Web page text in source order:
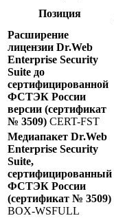
Позиция
Расширение
лицензии Dr.Web
Enterprise Security
Suite до
сертифицированной
ФСТЭК России
версии (сертификат
№ 3509) CERT-FST
Медиапакет Dr.Web
Enterprise Security
Suite,
сертифицированный
ФСТЭК России
(сертификат № 3509)
BOX-WSFULL